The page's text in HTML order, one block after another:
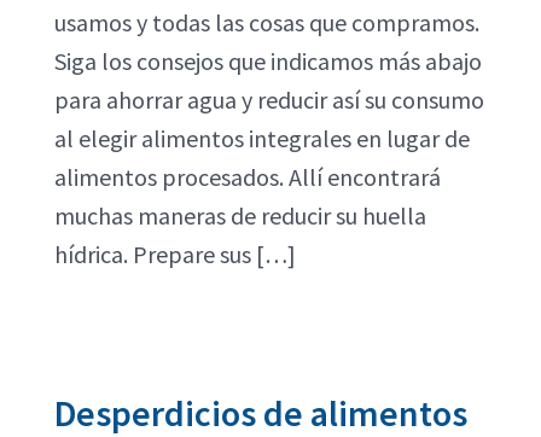
usamos y todas las cosas que compramos.
Siga los consejos que indicamos más abajo
para ahorrar agua y reducir así su consumo
al elegir alimentos integrales en lugar de
alimentos procesados. Allí encontrará
muchas maneras de reducir su huella
hídrica. Prepare sus […]
Desperdicios de alimentos